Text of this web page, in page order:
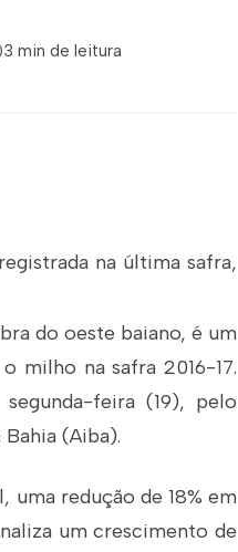
3 min de leitura
na última safra,
do oeste baiano, é um
milho na safra 2016-17.
feira (19), pelo
(Aiba).
uma redução de 18% em
um crescimento de